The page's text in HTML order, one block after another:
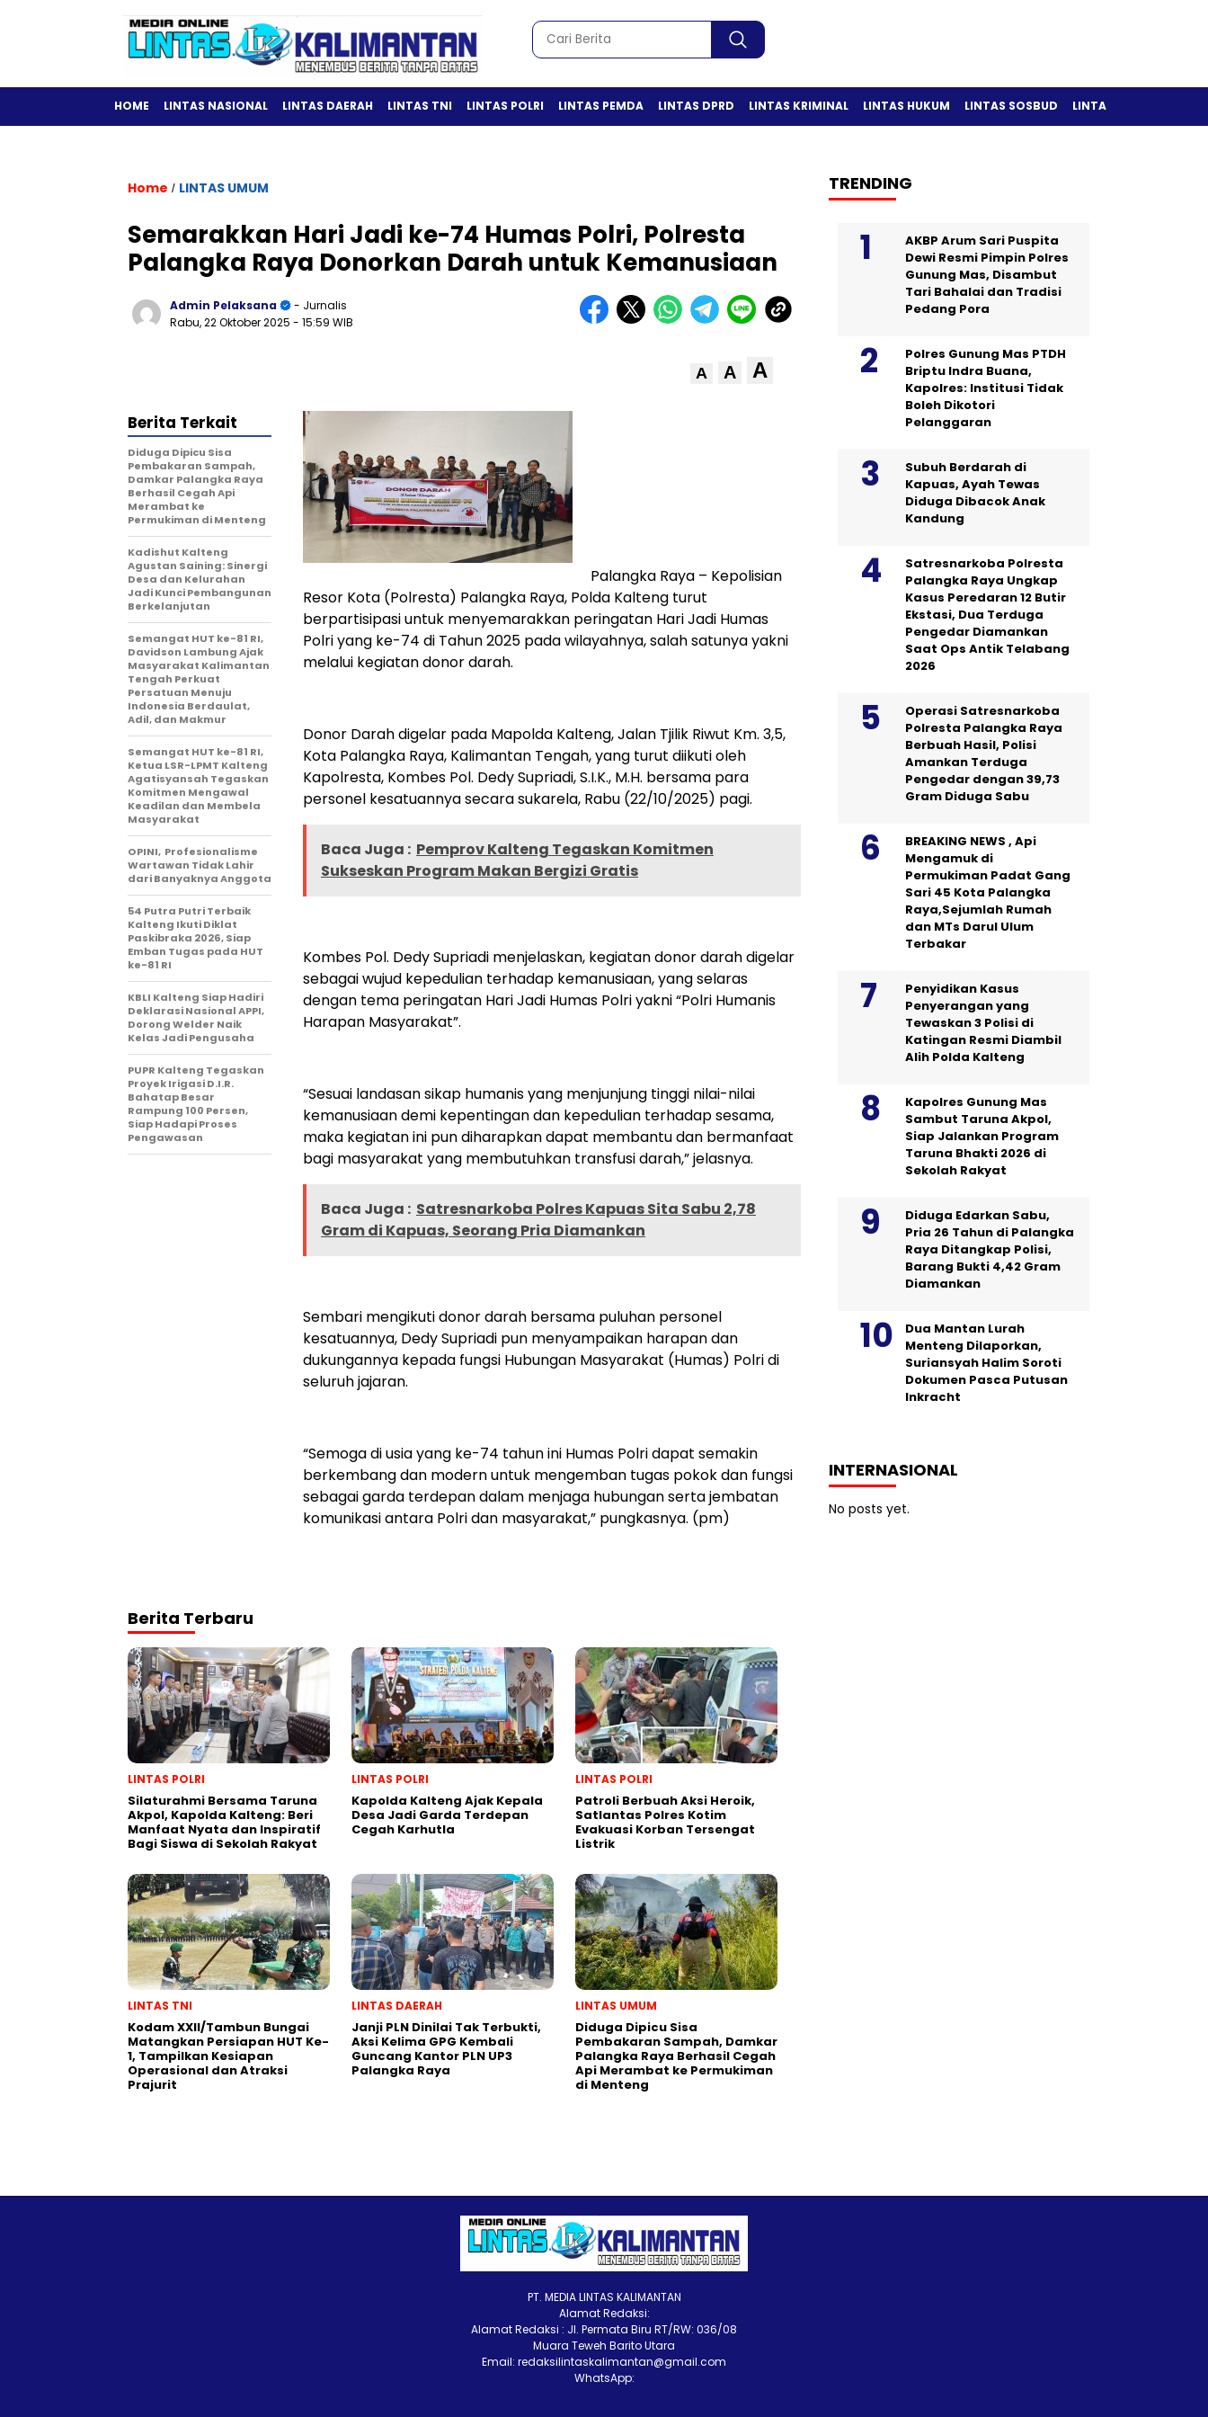
HOME LINTAS NASIONAL LINTAS DAERAH LINTAS TNI LINTAS POLRI LINTAS PEMDA LINTAS DPRD LINTAS KRIMINAL LINTAS HUKUM LINTAS SOSBUD LINTAS OLAH RAGA
Home / LINTAS UMUM
Semarakkan Hari Jadi ke-74 Humas Polri, Polresta
Palangka Raya Donorkan Darah untuk Kemanusiaan
Admin Pelaksana
- Jurnalis
Rabu, 22 Oktober 2025 - 15:59 WIB
A A A
Palangka Raya – Kepolisian
Resor Kota (Polresta) Palangka Raya, Polda Kalteng turut
berpartisipasi untuk menyemarakkan peringatan Hari Jadi Humas
Polri yang ke-74 di Tahun 2025 pada wilayahnya, salah satunya yakni
melalui kegiatan donor darah.
Donor Darah digelar pada Mapolda Kalteng, Jalan Tjilik Riwut Km. 3,5,
Kota Palangka Raya, Kalimantan Tengah, yang turut diikuti oleh
Kapolresta, Kombes Pol. Dedy Supriadi, S.I.K., M.H. bersama para
personel kesatuannya secara sukarela, Rabu (22/10/2025) pagi.
Baca Juga : Pemprov Kalteng Tegaskan Komitmen
Sukseskan Program Makan Bergizi Gratis
Kombes Pol. Dedy Supriadi menjelaskan, kegiatan donor darah digelar
sebagai wujud kepedulian terhadap kemanusiaan, yang selaras
dengan tema peringatan Hari Jadi Humas Polri yakni “Polri Humanis
Harapan Masyarakat”.
“Sesuai landasan sikap humanis yang menjunjung tinggi nilai-nilai
kemanusiaan demi kepentingan dan kepedulian terhadap sesama,
maka kegiatan ini pun diharapkan dapat membantu dan bermanfaat
bagi masyarakat yang membutuhkan transfusi darah,” jelasnya.
Baca Juga : Satresnarkoba Polres Kapuas Sita Sabu 2,78
Gram di Kapuas, Seorang Pria Diamankan
Sembari mengikuti donor darah bersama puluhan personel
kesatuannya, Dedy Supriadi pun menyampaikan harapan dan
dukungannya kepada fungsi Hubungan Masyarakat (Humas) Polri di
seluruh jajaran.
“Semoga di usia yang ke-74 tahun ini Humas Polri dapat semakin
berkembang dan modern untuk mengemban tugas pokok dan fungsi
sebagai garda terdepan dalam menjaga hubungan serta jembatan
komunikasi antara Polri dan masyarakat,” pungkasnya. (pm)
Berita Terkait
Diduga Dipicu Sisa
Pembakaran Sampah,
Damkar Palangka Raya
Berhasil Cegah Api
Merambat ke
Permukiman di Menteng
Kadishut Kalteng
Agustan Saining: Sinergi
Desa dan Kelurahan
Jadi Kunci Pembangunan
Berkelanjutan
Semangat HUT ke-81 RI,
Davidson Lambung Ajak
Masyarakat Kalimantan
Tengah Perkuat
Persatuan Menuju
Indonesia Berdaulat,
Adil, dan Makmur
Semangat HUT ke-81 RI,
Ketua LSR-LPMT Kalteng
Agatisyansah Tegaskan
Komitmen Mengawal
Keadilan dan Membela
Masyarakat
OPINI, Profesionalisme
Wartawan Tidak Lahir
dari Banyaknya Anggota
54 Putra Putri Terbaik
Kalteng Ikuti Diklat
Paskibraka 2026, Siap
Emban Tugas pada HUT
ke-81 RI
KBLI Kalteng Siap Hadiri
Deklarasi Nasional APPI,
Dorong Welder Naik
Kelas Jadi Pengusaha
PUPR Kalteng Tegaskan
Proyek Irigasi D.I.R.
Bahatap Besar
Rampung 100 Persen,
Siap Hadapi Proses
Pengawasan
Berita Terbaru
LINTAS POLRI
Silaturahmi Bersama Taruna
Akpol, Kapolda Kalteng: Beri
Manfaat Nyata dan Inspiratif
Bagi Siswa di Sekolah Rakyat
LINTAS POLRI
Kapolda Kalteng Ajak Kepala
Desa Jadi Garda Terdepan
Cegah Karhutla
LINTAS POLRI
Patroli Berbuah Aksi Heroik,
Satlantas Polres Kotim
Evakuasi Korban Tersengat
Listrik
LINTAS TNI
Kodam XXII/Tambun Bungai
Matangkan Persiapan HUT Ke-
1, Tampilkan Kesiapan
Operasional dan Atraksi
Prajurit
LINTAS DAERAH
Janji PLN Dinilai Tak Terbukti,
Aksi Kelima GPG Kembali
Guncang Kantor PLN UP3
Palangka Raya
LINTAS UMUM
Diduga Dipicu Sisa
Pembakaran Sampah, Damkar
Palangka Raya Berhasil Cegah
Api Merambat ke Permukiman
di Menteng
TRENDING
AKBP Arum Sari Puspita
Dewi Resmi Pimpin Polres
Gunung Mas, Disambut
Tari Bahalai dan Tradisi
Pedang Pora
Polres Gunung Mas PTDH
Briptu Indra Buana,
Kapolres: Institusi Tidak
Boleh Dikotori
Pelanggaran
Subuh Berdarah di
Kapuas, Ayah Tewas
Diduga Dibacok Anak
Kandung
Satresnarkoba Polresta
Palangka Raya Ungkap
Kasus Peredaran 12 Butir
Ekstasi, Dua Terduga
Pengedar Diamankan
Saat Ops Antik Telabang
2026
Operasi Satresnarkoba
Polresta Palangka Raya
Berbuah Hasil, Polisi
Amankan Terduga
Pengedar dengan 39,73
Gram Diduga Sabu
BREAKING NEWS , Api
Mengamuk di
Permukiman Padat Gang
Sari 45 Kota Palangka
Raya,Sejumlah Rumah
dan MTs Darul Ulum
Terbakar
Penyidikan Kasus
Penyerangan yang
Tewaskan 3 Polisi di
Katingan Resmi Diambil
Alih Polda Kalteng
Kapolres Gunung Mas
Sambut Taruna Akpol,
Siap Jalankan Program
Taruna Bhakti 2026 di
Sekolah Rakyat
Diduga Edarkan Sabu,
Pria 26 Tahun di Palangka
Raya Ditangkap Polisi,
Barang Bukti 4,42 Gram
Diamankan
Dua Mantan Lurah
Menteng Dilaporkan,
Suriansyah Halim Soroti
Dokumen Pasca Putusan
Inkracht
INTERNASIONAL
No posts yet.
PT. MEDIA LINTAS KALIMANTAN
Alamat Redaksi:
Alamat Redaksi : Jl. Permata Biru RT/RW: 036/08
Muara Teweh Barito Utara
Email: redaksilintaskalimantan@gmail.com
WhatsApp: